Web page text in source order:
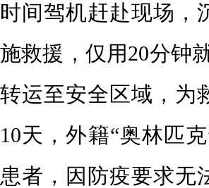
时间驾机赶赴现场，
施救援，仅用20分钟
转运至安全区域，为
10天，外籍“奥林匹
患者，因防疫要求无